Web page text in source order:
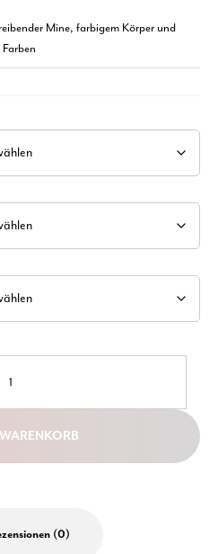
Mine, farbigem Körper und
(0)